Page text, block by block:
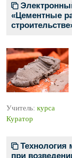
«Цементные
Учитель: курса
Куратор
Технология
при